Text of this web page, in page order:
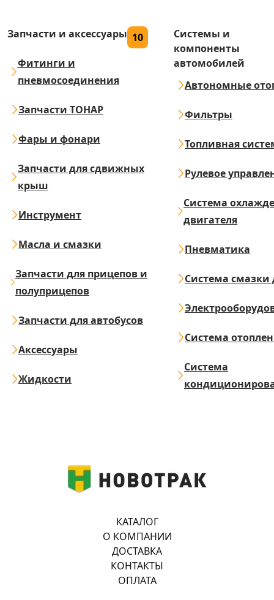
Запчасти и аксессуары 10
Фитинги и
пневмосоединения
Запчасти ТОНАР
Фары и фонари
Запчасти для сдвижных
крыш
Инструмент
Масла и смазки
Запчасти для прицепов и
полуприцепов
Запчасти для автобусов
Аксессуары
Жидкости
Системы и
компоненты
автомобилей
Автономные
Фильтры
Топливная
Рулевое
Система
двигателя
Пневматика
Система смазки
Система
Система
КАТАЛОГ
О КОМПАНИИ
ДОСТАВКА
КОНТАКТЫ
ОПЛАТА